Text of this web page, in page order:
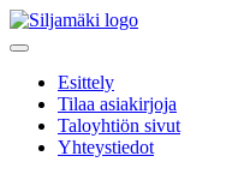
Esittely
Tilaa asiakirjoja
Taloyhtiön sivut
Yhteystiedot